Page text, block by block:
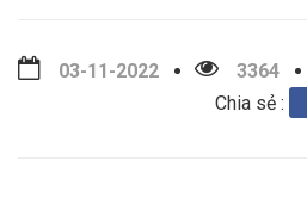
03-11-2022 3364
Chia sẻ :